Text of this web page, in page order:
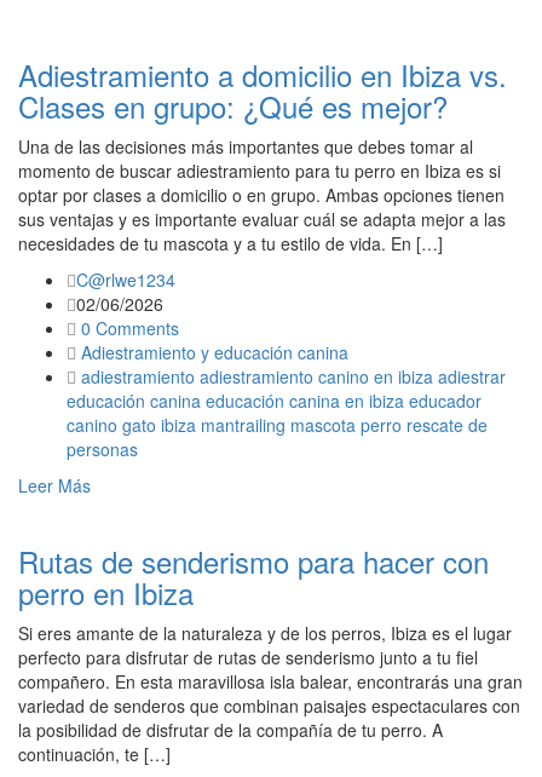
Adiestramiento a domicilio en Ibiza vs.
Clases en grupo: ¿Qué es mejor?
Una de las decisiones más importantes que debes tomar al
momento de buscar adiestramiento para tu perro en Ibiza es si
optar por clases a domicilio o en grupo. Ambas opciones tienen
sus ventajas y es importante evaluar cuál se adapta mejor a las
necesidades de tu mascota y a tu estilo de vida. En […]
C@rlwe1234
02/06/2026
0 Comments
Adiestramiento y educación canina
adiestramiento adiestramiento canino en ibiza adiestrar
educación canina educación canina en ibiza educador
canino gato ibiza mantrailing mascota perro rescate de
personas
Leer Más
Rutas de senderismo para hacer con
perro en Ibiza
Si eres amante de la naturaleza y de los perros, Ibiza es el lugar
perfecto para disfrutar de rutas de senderismo junto a tu fiel
compañero. En esta maravillosa isla balear, encontrarás una gran
variedad de senderos que combinan paisajes espectaculares con
la posibilidad de disfrutar de la compañía de tu perro. A
continuación, te […]